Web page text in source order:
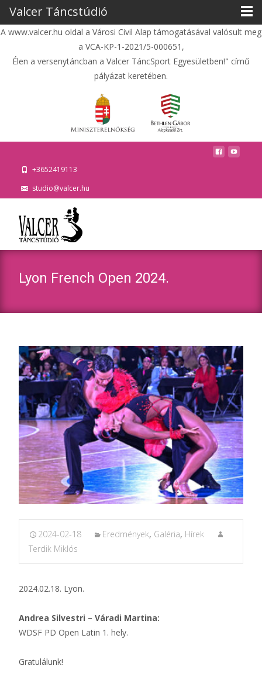
A www.valcer.hu oldal a Városi Civil Alap támogatásával valósult meg
a VCA-KP-1-2021/5-000651,
Élen a versenytáncban a Valcer TáncSport Egyesületben!" című
pályázat keretében.
+3652419113
studio@valcer.hu
Lyon French Open 2024.
2024-02-18 Eredmények, Galéria, Hírek
Terdik Miklós
2024.02.18. Lyon.
Andrea Silvestri – Váradi Martina:
WDSF PD Open Latin 1. hely.
Gratulálunk!
Valcer Táncstúdió